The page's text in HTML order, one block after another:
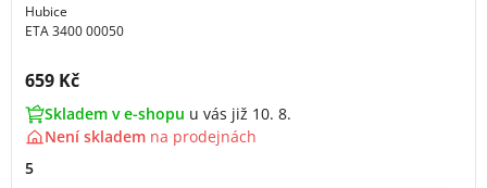
Hubice
ETA 3400 00050
Cena s DPH:
659 Kč
Skladem v e-shopu u vás již 10. 8.
Není skladem na prodejnách
5